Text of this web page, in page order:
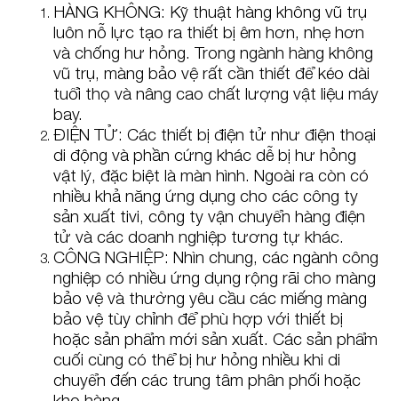
HÀNG KHÔNG: Kỹ thuật hàng không vũ trụ
luôn nỗ lực tạo ra thiết bị êm hơn, nhẹ hơn
và chống hư hỏng. Trong ngành hàng không
vũ trụ, màng bảo vệ rất cần thiết để kéo dài
tuổi thọ và nâng cao chất lượng vật liệu máy
bay.
ĐIỆN TỬ: Các thiết bị điện tử như điện thoại
di động và phần cứng khác dễ bị hư hỏng
vật lý, đặc biệt là màn hình. Ngoài ra còn có
nhiều khả năng ứng dụng cho các công ty
sản xuất tivi, công ty vận chuyển hàng điện
tử và các doanh nghiệp tương tự khác.
CÔNG NGHIỆP: Nhìn chung, các ngành công
nghiệp có nhiều ứng dụng rộng rãi cho màng
bảo vệ và thường yêu cầu các miếng màng
bảo vệ tùy chỉnh để phù hợp với thiết bị
hoặc sản phẩm mới sản xuất. Các sản phẩm
cuối cùng có thể bị hư hỏng nhiều khi di
chuyển đến các trung tâm phân phối hoặc